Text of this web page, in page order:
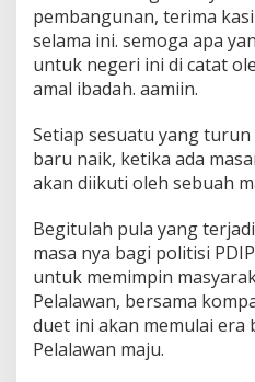
pembangunan, terima
selama ini. semoga apa
untuk negeri ini di catat
amal ibadah. aamiin.
Setiap sesuatu yang
baru naik, ketika ada
akan diikuti oleh sebuah
Begitulah pula yang
masa nya bagi politisi
untuk memimpin
Pelalawan, bersama
duet ini akan memulai era
Pelalawan maju.